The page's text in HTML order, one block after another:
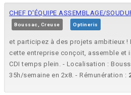
CHEF D'ÉQUIPE ASSEMBLAGE/
Boussac, Creuse Optineris
et participez à des projets ambitieux !
cette entreprise conçoit, assemble et
CDI temps plein. - Localisation :
35h/semaine en 2x8. - Rémunération :